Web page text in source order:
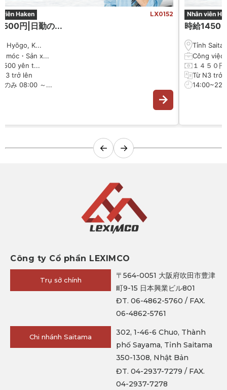
viên Haken LX0152
円|日勤の...
Hyōgo, K...
móc・Sản x...
yên t...
trở lên
のみ 08:00 ～...
Nhân viên
時給1450
Tỉnh
Công việc
１４５０
Từ N3 trở
← →
Công ty Cổ phần LEXIMCO
Trụ sở chính
〒564-0051 大阪府吹田市豊津
町9-15 日本興業ビル801
ĐT. 06-4862-5760 / FAX.
06-4862-5761
Chi nhánh Saitama
302, 1-46-6 Chuo, Thành
phố Sayama, Tỉnh Saitama
350-1308, Nhật Bản
ĐT. 04-2937-7279 / FAX.
04-2937-7278